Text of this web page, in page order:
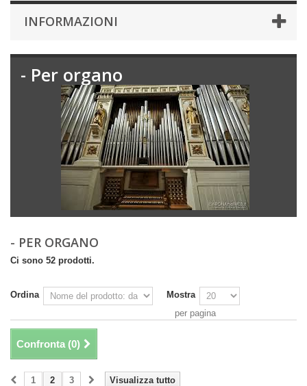
INFORMAZIONI
- Per organo
- PER ORGANO
Ci sono 52 prodotti.
Ordina
Mostra
per pagina
Confronta (0)
Visualizza tutto
1 2 3